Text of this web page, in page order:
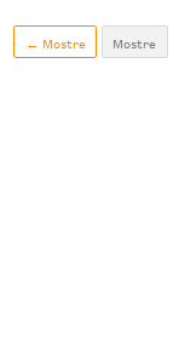
← Mostre Mostre